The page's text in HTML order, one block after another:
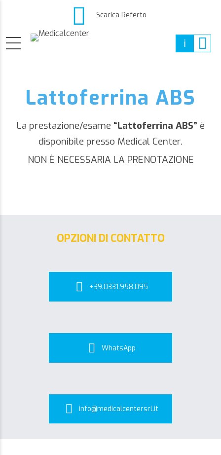
Scarica Referto
Lattoferrina ABS
La prestazione/esame “Lattoferrina ABS” è
disponibile presso Medical Center.
NON È NECESSARIA LA PRENOTAZIONE
OPZIONI DI CONTATTO
+39.0331.958.095
WhatsApp
info@medicalcentersrl.it